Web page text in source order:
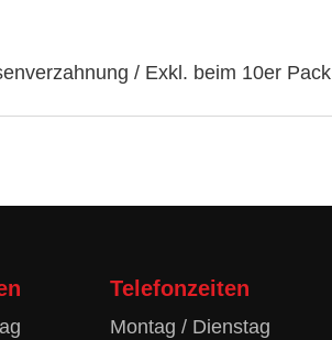
/ Exkl. beim 10er Pack
Telefonzeiten
Montag / Dienstag